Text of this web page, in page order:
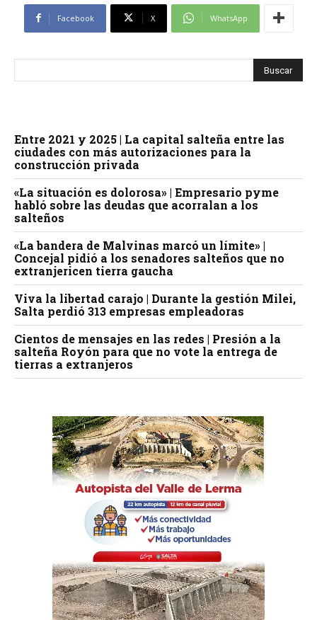
Facebook X WhatsApp
Entre 2021 y 2025 | La capital salteña entre las
ciudades con más autorizaciones para la
construcción privada
«La situación es dolorosa» | Empresario pyme
habló sobre las deudas que acorralan a los
salteños
«La bandera de Malvinas marcó un límite» |
Concejal pidió a los senadores salteños que no
extranjericen tierra gaucha
Viva la libertad carajo | Durante la gestión Milei,
Salta perdió 313 empresas empleadoras
Cientos de mensajes en las redes | Presión a la
salteña Royón para que no vote la entrega de
tierras a extranjeros